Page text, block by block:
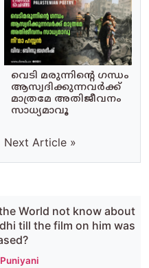
വെടി മരുന്നിന്റെ ഗന്ധം
ആസ്വദിക്കുന്നവര്‍ക്ക്
മാത്രമേ അതിജീവനം
സാധ്യമാവൂ
Next Article »
World not know about
till the film on him was